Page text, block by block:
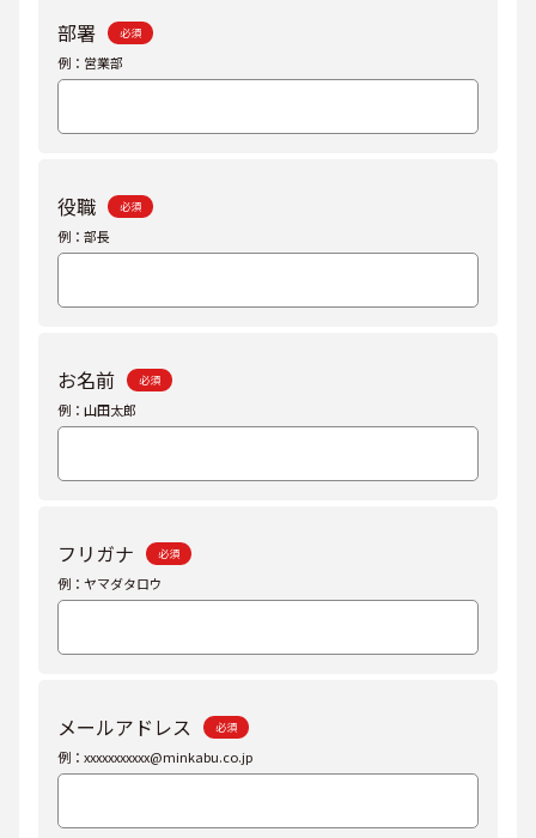
部署 必須
例：営業部
役職 必須
例：部長
お名前 必須
例：山田太郎
フリガナ 必須
例：ヤマダタロウ
メールアドレス 必須
例：xxxxxxxxxxx@minkabu.co.jp